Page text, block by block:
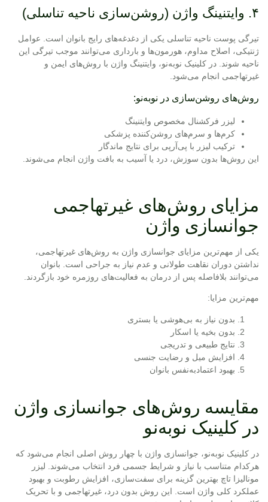
۴. وایتنینگ واژن (روشن‌سازی ناحیه تناسلی)
تیرگی پوست ناحیه تناسلی یکی از دغدغه‌های رایج بانوان است. عوامل
ژنتیکی، اصلاح مداوم، هورمون‌ها و بارداری می‌توانند موجب تیرگی این
ناحیه شوند. در کلینیک نوبه‌نو، وایتنینگ واژن با روش‌های ایمن و
غیرتهاجمی انجام می‌شود.
روش‌های روشن‌سازی در نوبه‌نو:
لیزر فرکشنال مخصوص وایتنینگ
کرم‌ها و سرم‌های روشن‌کننده پزشکی
ترکیب لیزر با پی‌آرپی برای نتایج ماندگار
این روش‌ها بدون سوزش، درد یا آسیب به بافت واژن انجام می‌شوند.
مزایای روش‌های غیرتهاجمی
جوانسازی واژن
یکی از مهم‌ترین مزایای جوانسازی واژن به روش‌های غیرتهاجمی،
نداشتن دوران نقاهت طولانی و عدم نیاز به جراحی است. بانوان
می‌توانند بلافاصله پس از درمان به فعالیت‌های روزمره خود بازگردند.
مهم‌ترین مزایا:
بدون نیاز به بی‌هوشی یا بستری
بدون بخیه یا اسکار
نتایج طبیعی و تدریجی
افزایش میل و رضایت جنسی
بهبود اعتمادبه‌نفس بانوان
مقایسه روش‌های جوانسازی واژن
در کلینیک نوبه‌نو
در کلینیک نوبه‌نو، جوانسازی واژن با چهار روش اصلی انجام می‌شود که
هرکدام متناسب با نیاز و شرایط جسمی فرد انتخاب می‌شوند. لیزر
مونالیزا تاچ بهترین گزینه برای سفت‌سازی، افزایش رطوبت و بهبود
عملکرد کلی واژن است. این روش بدون درد، غیرتهاجمی و با تحریک